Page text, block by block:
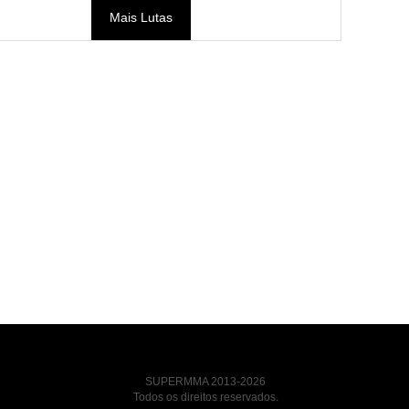
Mais Lutas
SUPERMMA 2013-2026
Todos os direitos reservados.